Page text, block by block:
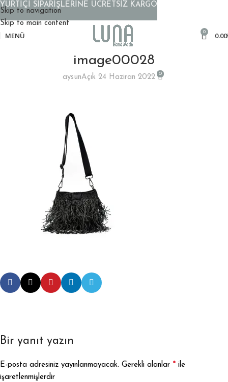
Skip to navigation
Skip to main content
MENÜ 0 0.00
image00028
aysunAçık 24 Haziran 2022 0
Bir yanıt yazın
E-posta adresiniz yayınlanmayacak. Gerekli alanlar * ile
işaretlenmişlerdir
YURTİÇİ SİPARİŞLERİNE ÜCRETSİZ KARGO